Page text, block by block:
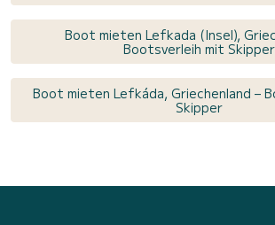
Boot mieten Lefkada (Insel),
Bootsverleih mit Skipper
Boot mieten Lefkáda, Griechenland –
Skipper